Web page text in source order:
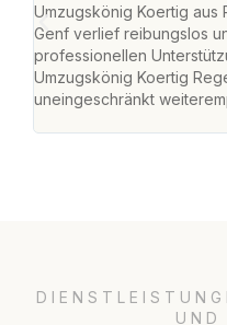
Umzugskönig Koertig aus
Genf verlief reibungslos
professionellen
Umzugskönig Koertig
uneingeschränkt
UND